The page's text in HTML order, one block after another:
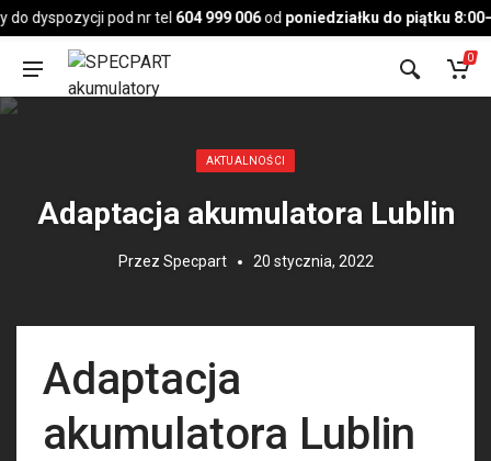
dyspozycji pod nr tel604 999 006odponiedziałku do piątku
Pojazd
0
Opublikowany w:
AKTUALNOŚCI
Adaptacja akumulatora Lublin
Przez Specpart 20 stycznia, 2022
Adaptacja
akumulatora Lublin